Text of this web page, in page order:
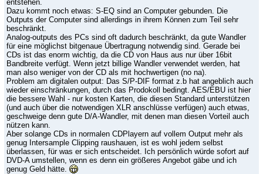
entstehen.
Dazu kommt noch etwas: S-EQ sind an Computer gebunden. Die
Outputs der Computer sind allerdings in ihrem Können zum Teil sehr
beschränkt.
Analog-outputs des PCs sind oft dadurch beschränkt, da gute Wandler
für eine möglichst bitgenaue Übertragung notwendig sind. Gerade bei
CDs ist das enorm wichtig, da die CD von Haus aus nur über 16bit
Bandbreite verfügt. Wenn jetzt billige Wandler verwendet werden, hat
man also weniger von der CD als mit hochwertigen (no na).
Problem am digitalen output: Das S/P-DIF format z.b hat angeblich auch
wieder einschränkungen, durch das Prodokoll bedingt. AES/EBU ist hier
die bessere Wahl - nur kosten Karten, die diesen Standard unterstützen
(und auch über die notwendigen XLR anschlüsse verfügen) auch etwas,
geschweige denn gute D/A-Wandler, mit denen man diesen Vorteil auch
nützen kann.
Aber solange CDs in normalen CDPlayern auf vollem Output mehr als
genug Intersample Clipping raushauen, ist es wohl jedem selbst
überlassen, für was er sich entscheidet. Ich persönlich würde sofort auf
DVD-A umstellen, wenn es denn ein größeres Angebot gäbe und ich
genug Geld hätte.